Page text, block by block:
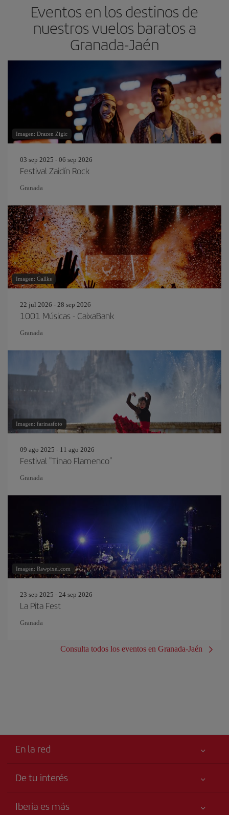
Eventos en los destinos de
nuestros vuelos baratos a
Granada-Jaén
Imagen: Drazen Zigic
03 sep 2025 - 06 sep 2026
Festival Zaidín Rock
Granada
Imagen: Gallks
22 jul 2026 - 28 sep 2026
1001 Músicas - CaixaBank
Granada
Imagen: farinasfoto
09 ago 2025 - 11 ago 2026
Festival "Tinao Flamenco"
Granada
Imagen: Rawpixel.com
23 sep 2025 - 24 sep 2026
La Pita Fest
Granada
Consulta todos los eventos en Granada-Jaén
En la red
De tu interés
Accesibilidad
Iberia es más